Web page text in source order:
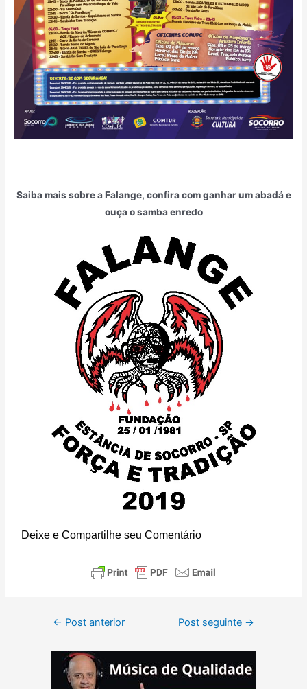
Saiba mais sobre a Falange, confira com ganhar um abadá e
ouça o samba enredo
Deixe e Compartilhe seu Comentário
← Post anterior Post seguinte →